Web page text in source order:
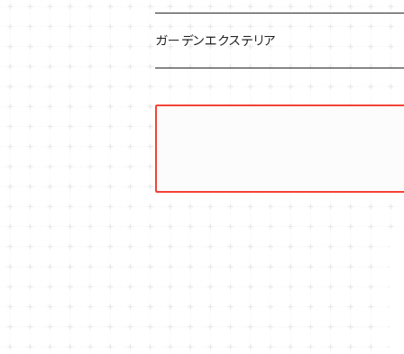
秋植えで料理に
ハーブバスに
葉物野菜のコンパニオン
ニンジンのコンパニオン
バジル・ハーブ苗
その他
ガーデンエクステリア